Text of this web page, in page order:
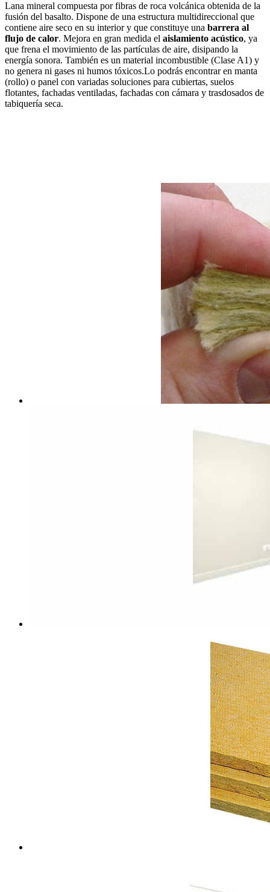
Lana mineral compuesta por fibras de roca volcánica obtenida de la
fusión del basalto. Dispone de una estructura multidireccional que
contiene aire seco en su interior y que constituye una barrera al
flujo de calor. Mejora en gran medida el aislamiento acústico, ya
que frena el movimiento de las partículas de aire, disipando la
energía sonora. También es un material incombustible (Clase A1) y
no genera ni gases ni humos tóxicos.Lo podrás encontrar en manta
(rollo) o panel con variadas soluciones para cubiertas, suelos
flotantes, fachadas ventiladas, fachadas con cámara y trasdosados de
tabiquería seca.